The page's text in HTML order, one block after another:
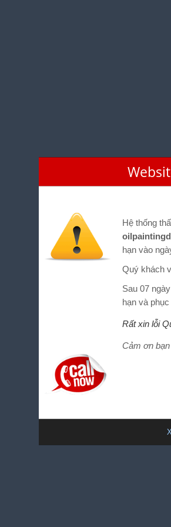
Hệ thống
hạn vào
Quý khách
Sau 07
hạn và
Rất xin lỗi
Cảm ơn